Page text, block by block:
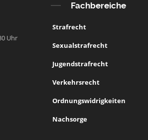
Uhr
Fachbereiche
Strafrecht
Sexualstrafrecht
Jugendstrafrecht
Verkehrsrecht
Ordnungswidrigkeiten
Nachsorge